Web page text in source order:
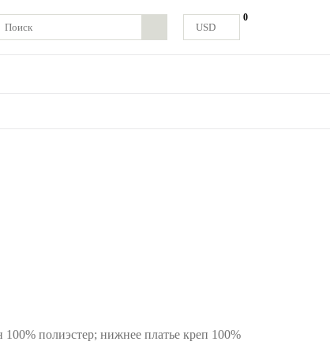
0
USD
полиэстер; нижнее платье креп 100%